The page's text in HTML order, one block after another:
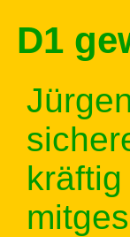
D1